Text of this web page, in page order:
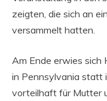
zeigten, die sich an
versammelt hatten.
Am Ende erwies sich
in Pennsylvania statt
vorteilhaft für Mutter